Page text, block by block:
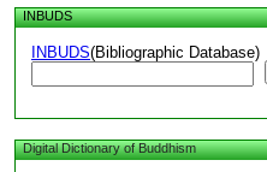
INBUDS
INBUDS(Bibliographic Database)
Digital Dictionary of Buddhism